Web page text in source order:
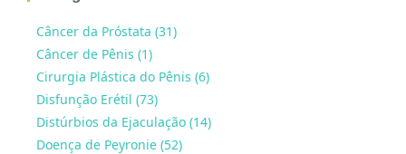
Câncer da Próstata (31)
Câncer de Pênis (1)
Cirurgia Plástica do Pênis (6)
Disfunção Erétil (73)
Distúrbios da Ejaculação (14)
Doença de Peyronie (52)